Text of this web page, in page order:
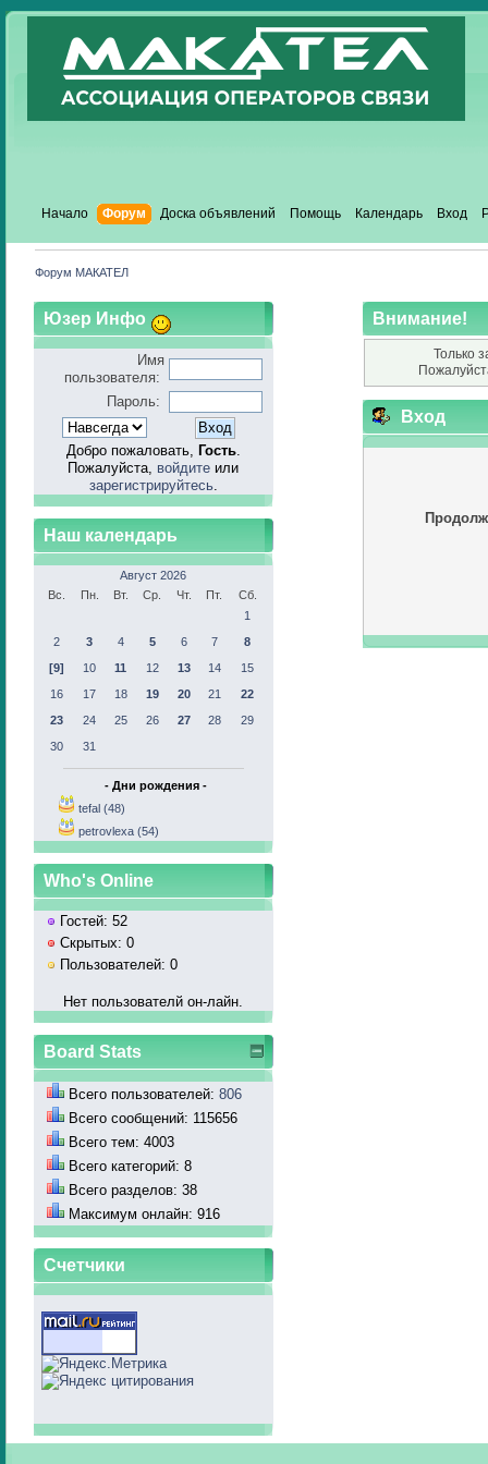
Начало Форум Доска объявлений Помощь Календарь Вход
Форум МАКАТЕЛ
Юзер Инфо
Имя
пользователя:
Пароль:
Добро пожаловать, Гость.
Пожалуйста, войдите или
зарегистрируйтесь.
Наш календарь
Август 2026
Вс.
Пн. Вт. Ср. Чт. Пт.
Сб.
1
2
3 4 5 6 7
8
[9]
10 11 12 13 14
15
16
17 18 19 20 21
22
23
24 25 26 27 28
29
30
31
- Дни рождения -
tefal (48)
petrovlexa (54)
Who's Online
Гостей: 52
Скрытых: 0
Пользователей: 0
Нет пользователй он-лайн.
Board Stats
Всего пользователей: 806
Всего сообщений: 115656
Всего тем: 4003
Всего категорий: 8
Всего разделов: 38
Максимум онлайн: 916
Счетчики
Внимание!
Только
Вход